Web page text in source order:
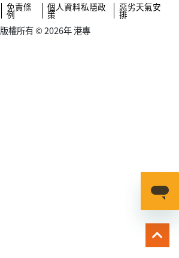
免責條
例
個人資料私隱政
策
惡劣天氣安
排
版權所有 © 2026年 港專